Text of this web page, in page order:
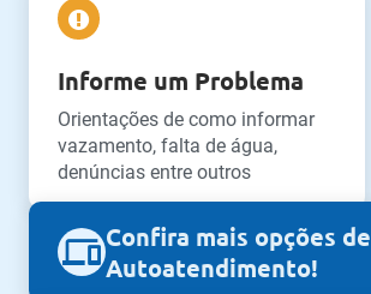
Informe um Problema
Orientações de como informar
vazamento, falta de água,
denúncias entre outros
Confira mais opções de
Autoatendimento!